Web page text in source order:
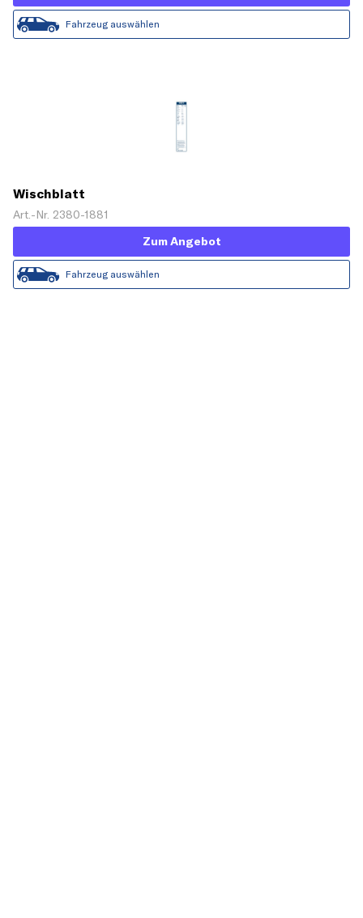
Fahrzeug auswählen
Wischblatt
Art.-Nr. 2380-1881
Zum Angebot
Fahrzeug auswählen